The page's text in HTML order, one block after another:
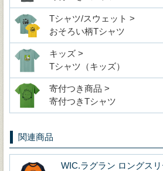
Tシャツ/スウェット >
おそろい柄Tシャツ
キッズ >
Tシャツ（キッズ）
寄付つき商品 >
寄付つきTシャツ
関連商品
WIC.ラグラン ロングス